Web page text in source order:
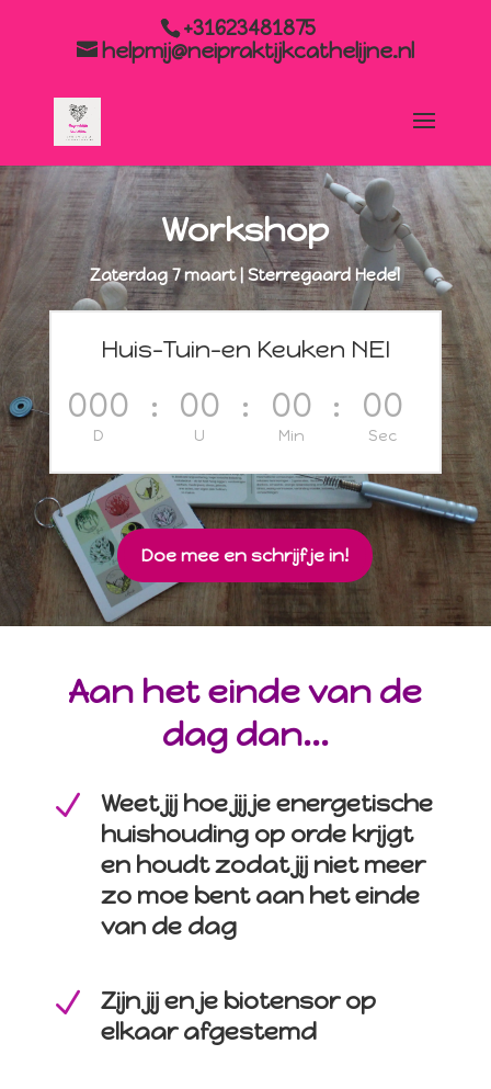
+31623481875
helpmij@neipraktijkcathelijne.nl
Workshop
Zaterdag 7 maart | Sterregaard Hedel
Huis-Tuin-en Keuken NEI
000
D
: 00
U
: 00
Min
: 00
Sec
Doe mee en schrijf je in!
Aan het einde van de
dag dan...
N
Weet jij hoe jij je energetische
huishouding op orde krijgt
en houdt zodat jij niet meer
zo moe bent aan het einde
van de dag
N
Zijn jij en je biotensor op
elkaar afgestemd